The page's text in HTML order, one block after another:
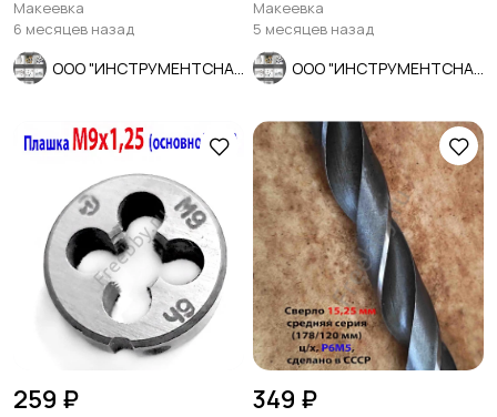
Макеевка
6 месяцев назад
зерно.
Макеевка
5 месяцев назад
259 ₽ 349 ₽